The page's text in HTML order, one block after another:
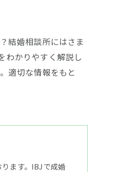
結婚相談所にはさま
わかりやすく解説し
適切な情報をもと
ます。IBJで成婚